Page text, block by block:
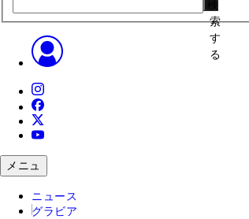
索
す
る
メニュ
ニュース
グラビア